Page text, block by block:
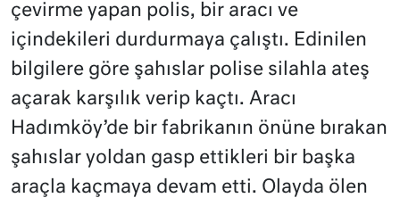
çevirme yapan polis, bir aracı ve
içindekileri durdurmaya çalıştı. Edinilen
bilgilere göre şahıslar polise silahla ateş
açarak karşılık verip kaçtı. Aracı
Hadımköy’de bir fabrikanın önüne bırakan
şahıslar yoldan gasp ettikleri bir başka
araçla kaçmaya devam etti. Olayda ölen